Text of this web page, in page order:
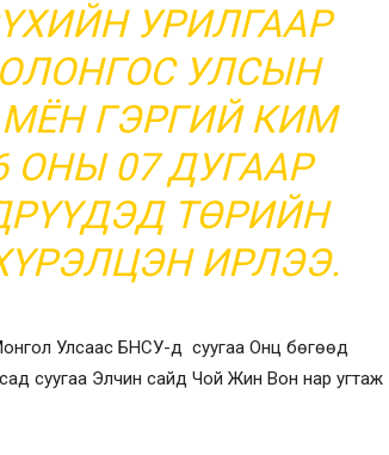
УРИЛГААР
УЛСЫН
ГЭРГИЙ КИМ
ОНЫ 07 ДУГААР
ТӨРИЙН
ИРЛЭЭ.
Улсаас БНСУ-д суугаа Онц бөгөөд
суугаа Элчин сайд Чой Жин Вон нар угтаж